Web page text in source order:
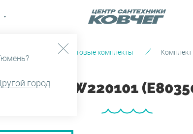
город
Готовые комплекты Комплект
W220101